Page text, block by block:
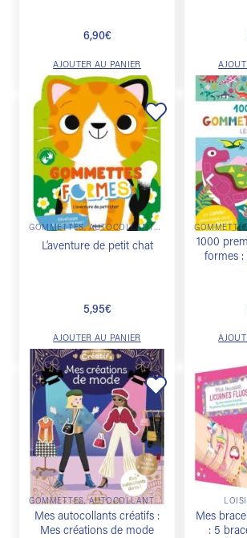
6,90€
AJOUTER AU PANIER
Ajouter
à la
souhaits
GOMMETTES, AUTOCOLLANTS & DÉCALCOS
L’aventure de petit chat
5,95€
AJOUTER AU PANIER
1000
formes :
Ajouter
à la
liste de
souhaits
GOMMETTES, AUTOCOLLANTS & DÉCALCOS
Mes autocollants créatifs :
Mes créations de mode
Mes
: 5